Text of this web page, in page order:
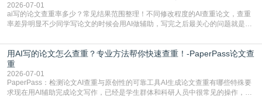
容的学术合规痛点去年帮一个本科师弟改
2026-07-01
ai写的论文查重率多少？常见结果范围整理！不同修改程度的AI查重论文，查重
率差异明显不少同学写论文的时候会用AI做辅助，写完之后最关心的问题就是ai
实际情况和大家想的不太一样。AI训练依赖海量公开学术文献、网络内容，生成
内容本质是按照语义概率拼接已有内容，很容易和已发布的作品撞重复，甚至会
直接引用整段已有内容，所以查重率偏高是
用AI写的论文怎么查重？专业方法帮你快速查重！-PaperPass论文查
重
2026-07-01
PaperPass：检测论文AI查重与原创性的可靠工具AI生成论文查重有哪些特殊要
求现在用AI辅助完成论文写作，已经是学生群体和科研人员中很常见的操作，不